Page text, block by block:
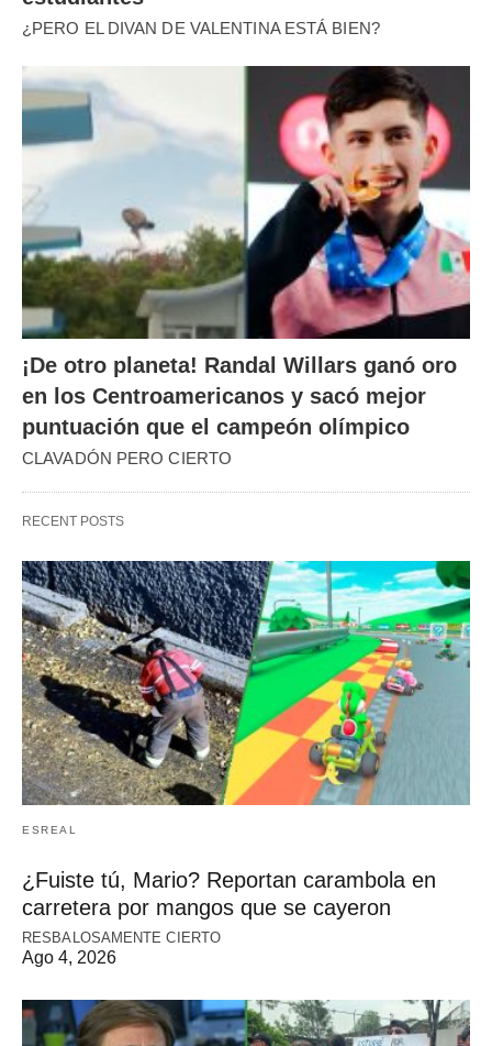
¿PERO EL DIVAN DE VALENTINA ESTÁ BIEN?
¡De otro planeta! Randal Willars ganó oro
en los Centroamericanos y sacó mejor
puntuación que el campeón olímpico
CLAVADÓN PERO CIERTO
RECENT POSTS
ESREAL
¿Fuiste tú, Mario? Reportan carambola en
carretera por mangos que se cayeron
RESBALOSAMENTE CIERTO
Ago 4, 2026